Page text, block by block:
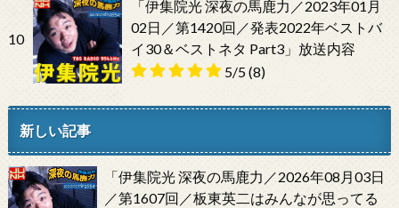
10
「伊集院光 深夜の馬鹿力／2023年01月
02日／第1420回／発表2022年ベストバ
イ30＆ベストネタ Part3」放送内容
5/5(8)
新しい記事
「伊集院光 深夜の馬鹿力／2026年08月03日
／第1607回／板東英二はみんなが思ってる